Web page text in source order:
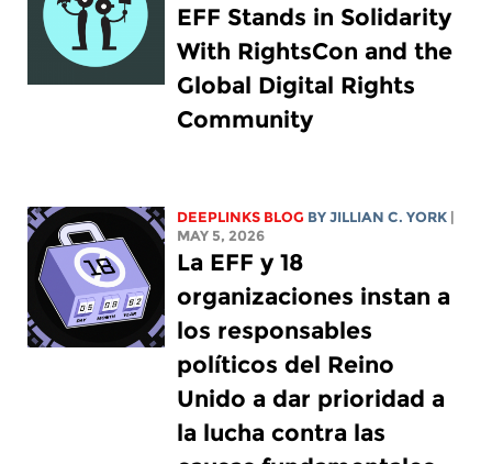
EFF Stands in Solidarity
With RightsCon and the
Global Digital Rights
Community
DEEPLINKS BLOG BYJILLIAN C. YORK
MAY 5, 2026
La EFF y 18
organizaciones instan a
los responsables
políticos del Reino
Unido a dar prioridad a
la lucha contra las